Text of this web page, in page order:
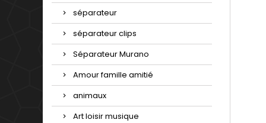
séparateur
séparateur clips
Séparateur Murano
Amour famille amitié
animaux
Art loisir musique